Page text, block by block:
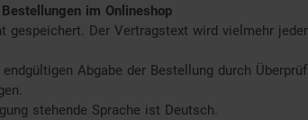
im Onlineshop
Der Vertragstext wird vielmehr
Abgabe der Bestellung durch
stehende Sprache ist Deutsch.